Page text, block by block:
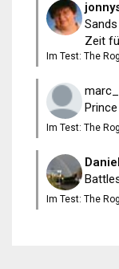
Zeit
Im Test: The
Im Test: The
Im Test: The